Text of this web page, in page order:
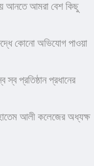
আনতে আমরা বেশ কিছু
কোনো অভিযোগ পাওয়া
স্ব প্রতিষ্ঠান প্রধানের
হাতেম আলী কলেজের অধ্যক্ষ